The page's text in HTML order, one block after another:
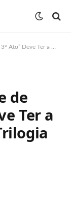
Menor Abertura da Trilogia
de
Ter a